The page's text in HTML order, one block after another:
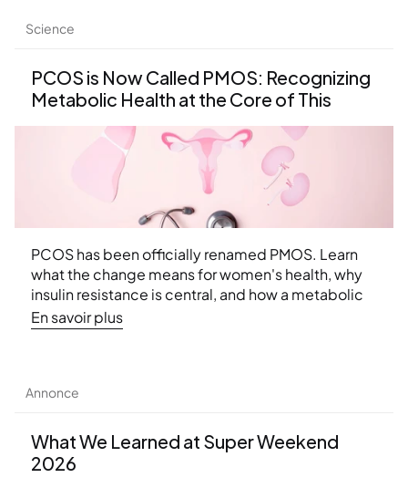
Science
PCOS is Now Called PMOS: Recognizing
Metabolic Health at the Core of This
Condition
PCOS has been officially renamed PMOS. Learn
what the change means for women's health, why
insulin resistance is central, and how a metabolic
approach can help.
En savoir plus
Annonce
What We Learned at Super Weekend
2026